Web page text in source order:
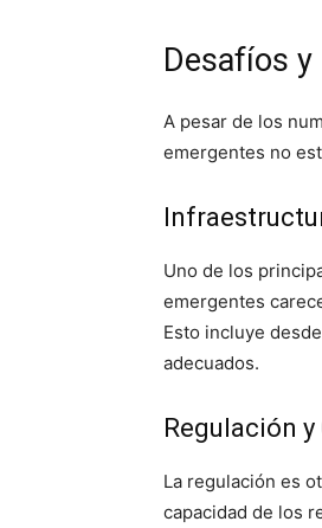
Desafíos
A pesar de los
emergentes no
Uno de los
emergentes
Esto incluye
adecuados.
Regulación
La regulación es
capacidad de los